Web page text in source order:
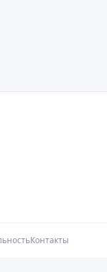
Контакты